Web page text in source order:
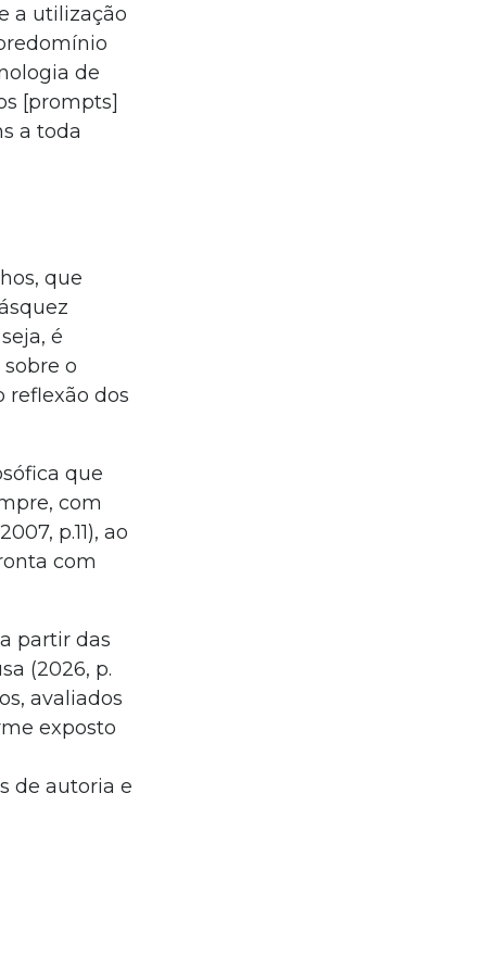
a utilização
de
[prompts]
a toda
que
é
o
reflexão dos
que
com
p.11), ao
com
partir das
(2026, p.
avaliados
exposto
de autoria e